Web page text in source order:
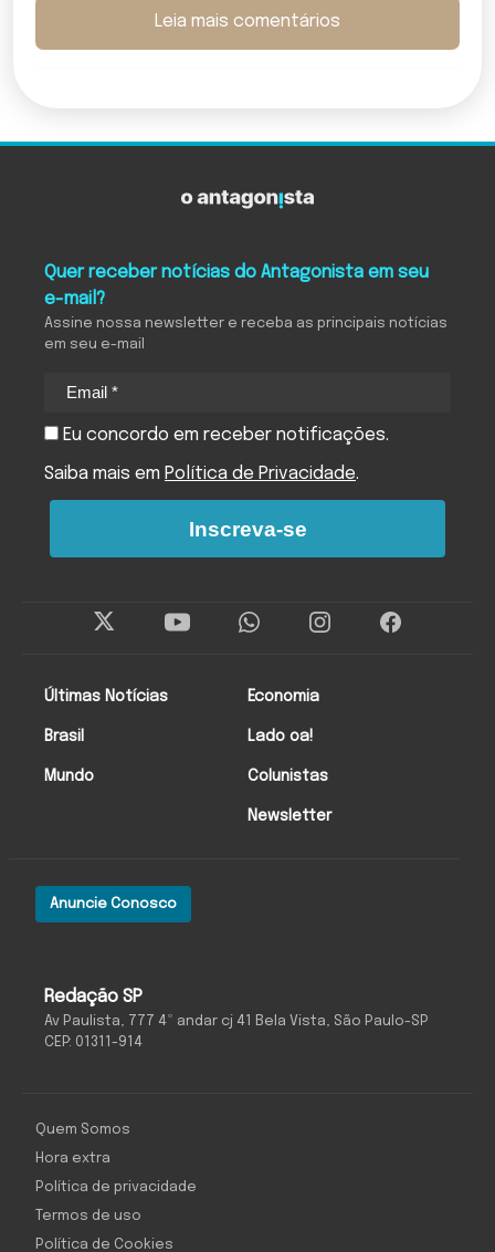
Leia mais comentários
Redação SP
Av Paulista, 777 4º andar cj 41 Bela Vista, São Paulo-SP
CEP: 01311-914
Anuncie Conosco
Últimas Notícias
Brasil
Mundo
Economia
Lado oa!
Colunistas
Newsletter
Quer receber notícias do Antagonista em seu
e-mail?
Assine nossa newsletter e receba as principais notícias
em seu e-mail
Eu concordo em receber notificações.
Saiba mais em Política de Privacidade.
Inscreva-se
Quem Somos
Hora extra
Política de privacidade
Termos de uso
Política de Cookies